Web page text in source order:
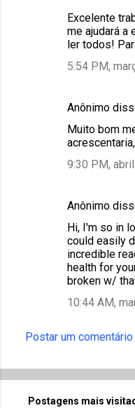
Excelente
me ajudará a
ler todos!
5:54 PM,
Anônimo
Muito bom
9:30 PM,
Anônimo
Hi, I'm so in
could easily
incredible
health for
broken w/
10:44 AM,
Postar um comentário
Postagens mais